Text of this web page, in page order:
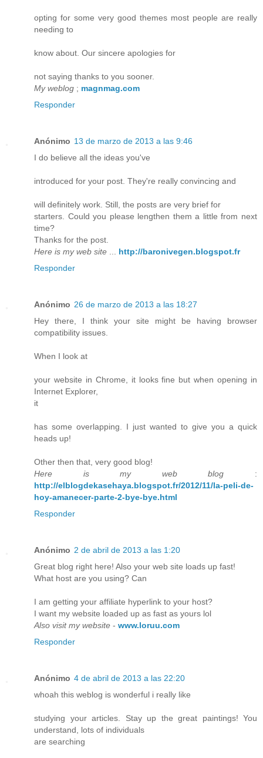
opting for some very good themes most people are really
needing to
know about. Our sincere apologies for
not saying thanks to you sooner.
My weblog ; magnmag.com
Responder
Anónimo 13 de marzo de 2013 a las 9:46
I do believe all the ideas you've
introduced for your post. They're really convincing and
will definitely work. Still, the posts are very brief for
starters. Could you please lengthen them a little from next
time?
Thanks for the post.
Here is my web site
http://baronivegen.blogspot.fr
Responder
Anónimo 26 de marzo de 2013 a las 18:27
Hey there, I think your site might be having browser
compatibility issues.
When I look at
your website in Chrome, it looks fine but when opening in
Internet Explorer,
it
has some overlapping. I just wanted to give you a quick
heads up!
Other then that, very good blog!
Here is my web blog :
http://elblogdekasehaya.blogspot.fr/2012/11/la-peli-de-
hoy-amanecer-parte-2-bye-bye.html
Responder
Anónimo 2 de abril de 2013 a las 1:20
Great blog right here! Also your web site loads up fast!
What host are you using? Can
I am getting your affiliate hyperlink to your host?
I want my website loaded up as fast as yours lol
Also visit my website - www.loruu.com
Responder
Anónimo 4 de abril de 2013 a las 22:20
whoah this weblog is wonderful i really like
studying your articles. Stay up the great paintings! You
understand, lots of individuals
are searching